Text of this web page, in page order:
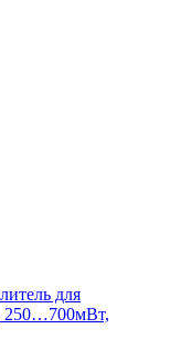
для
250…700мВт,